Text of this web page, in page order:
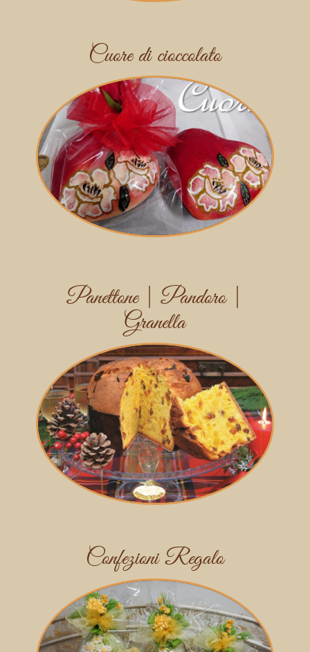
Cuore di cioccolato
Panettone | Pandoro |
Granella
Confezioni Regalo